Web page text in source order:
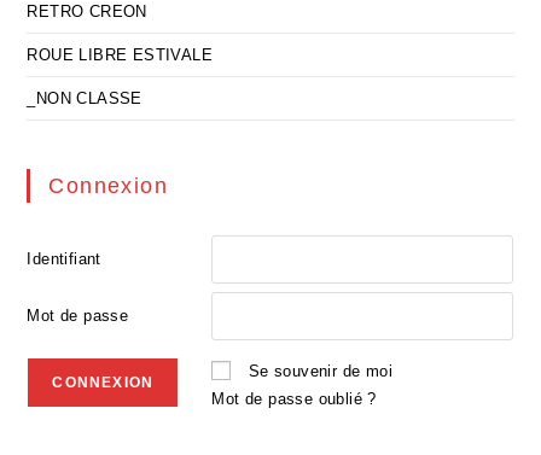
RETRO CREON
ROUE LIBRE ESTIVALE
_NON CLASSE
Connexion
Identifiant
Mot de passe
Se souvenir de moi
Mot de passe oublié ?